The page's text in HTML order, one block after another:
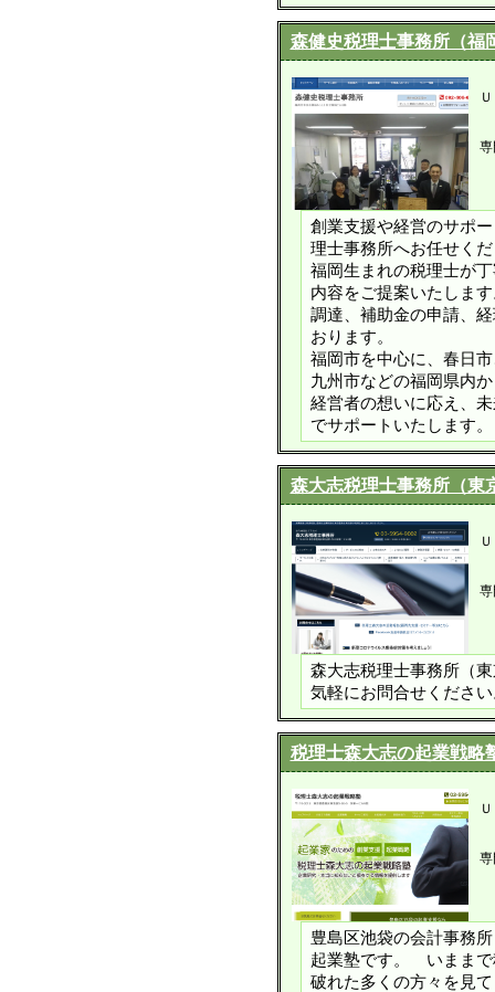
森健史税理士事務所（福
専
創業支援や経営のサポ
理士事務所へお任せく
福岡生まれの税理士が
内容をご提案いたしま
調達、補助金の申請、
おります。
福岡市を中心に、春日
九州市などの福岡県内
経営者の想いに応え、
でサポートいたします。
森大志税理士事務所（東
専
森大志税理士事務所（
気軽にお問合せくださ
税理士森大志の起業戦略
専
豊島区池袋の会計事務
起業塾です。 いままで
破れた多くの方々を見